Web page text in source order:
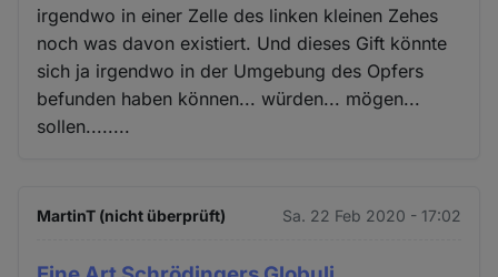
irgendwo in einer Zelle des linken kleinen Zehes
noch was davon existiert. Und dieses Gift könnte
sich ja irgendwo in der Umgebung des Opfers
befunden haben können... würden... mögen...
sollen........
MartinT (nicht überprüft) Sa. 22 Feb 2020 - 17:02